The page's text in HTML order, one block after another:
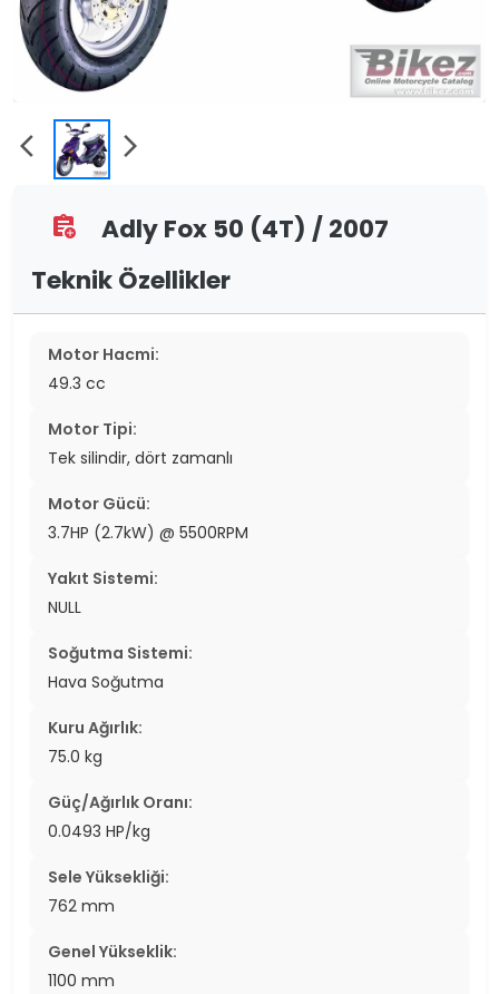
arrow_back_ios arrow_forward_ios
assignment_add
Adly Fox 50 (4T) / 2007
Teknik Özellikler
Motor Hacmi:
49.3 cc
Motor Tipi:
Tek silindir, dört zamanlı
Motor Gücü:
3.7HP (2.7kW) @ 5500RPM
Yakıt Sistemi:
NULL
Soğutma Sistemi:
Hava Soğutma
Kuru Ağırlık:
75.0 kg
Güç/Ağırlık Oranı:
0.0493 HP/kg
Sele Yüksekliği:
762 mm
Genel Yükseklik:
1100 mm